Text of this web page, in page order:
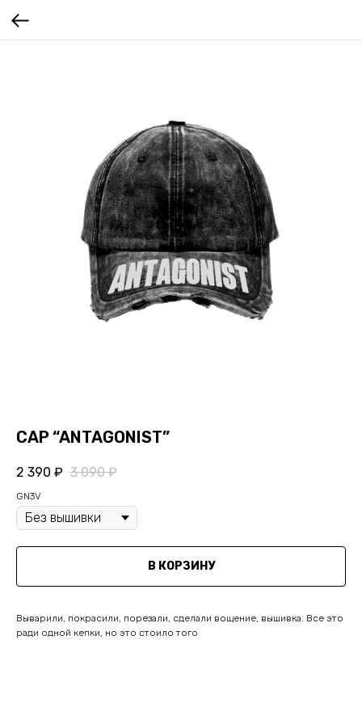
CAP “ANTAGONIST”
2 390 ₽ 3 090 ₽
GN3V
В КОРЗИНУ
Выварили, покрасили, порезали, сделали вощение, вышивка. Все это
ради одной кепки, но это стоило того